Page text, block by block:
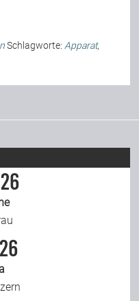
Schlagworte: Apparat,